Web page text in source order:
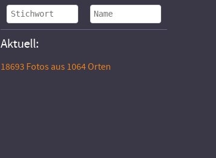
Aktuell:
18693 Fotos aus 1064 Orten